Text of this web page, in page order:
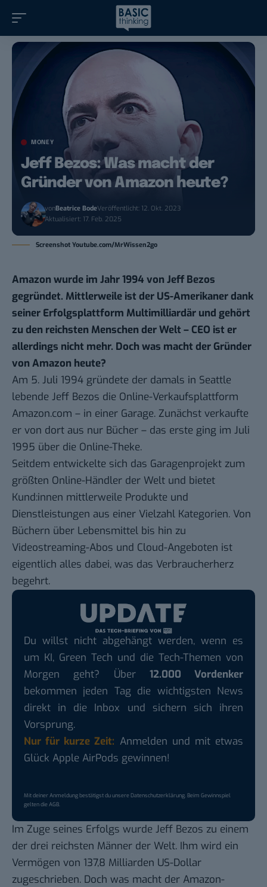
MONEY
Jeff Bezos: Was macht der
Gründer von Amazon heute?
vonBeatrice BodeVeröffentlicht: 12. Okt. 2023
Aktualisiert: 17. Feb. 2025
Screenshot Youtube.com/MrWissen2go
Amazon wurde im Jahr 1994 von Jeff Bezos
gegründet. Mittlerweile ist der US-Amerikaner dank
seiner Erfolgsplattform Multimilliardär und gehört
zu den reichsten Menschen der Welt – CEO ist er
allerdings nicht mehr. Doch was macht der Gründer
von Amazon heute?
Am 5. Juli 1994 gründete der damals in Seattle
lebende Jeff Bezos die Online-Verkaufsplattform
Amazon.com – in einer Garage. Zunächst verkaufte
er von dort aus nur Bücher – das erste ging im Juli
1995 über die Online-Theke.
Seitdem entwickelte sich das Garagenprojekt zum
größten Online-Händler der Welt und bietet
Kund:innen mittlerweile Produkte und
Dienstleistungen aus einer Vielzahl Kategorien. Von
Büchern über Lebensmittel bis hin zu
Videostreaming-Abos und Cloud-Angeboten ist
eigentlich alles dabei, was das Verbraucherherz
begehrt.
Du willst nicht abgehängt werden, wenn es
um KI, Green Tech und die Tech-Themen von
Morgen geht? Über 12.000 Vordenker
bekommen jeden Tag die wichtigsten News
direkt in die Inbox und sichern sich ihren
Vorsprung.
Nur für kurze Zeit: Anmelden und mit etwas
Glück Apple AirPods gewinnen!
Mit deiner Anmeldung bestätigst du unsereDatenschutzerklärung. Beim Gewinnspiel
gelten dieAGB.
Im Zuge seines Erfolgs wurde Jeff Bezos zu einem
der drei reichsten Männer der Welt. Ihm wird ein
Vermögen von 137,8 Milliarden US-Dollar
zugeschrieben. Doch was macht der Amazon-